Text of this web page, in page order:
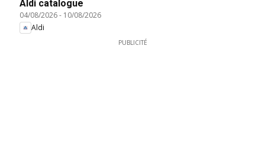
Aldi catalogue
04/08/2026- 10/08/2026
Aldi
PUBLICITÉ